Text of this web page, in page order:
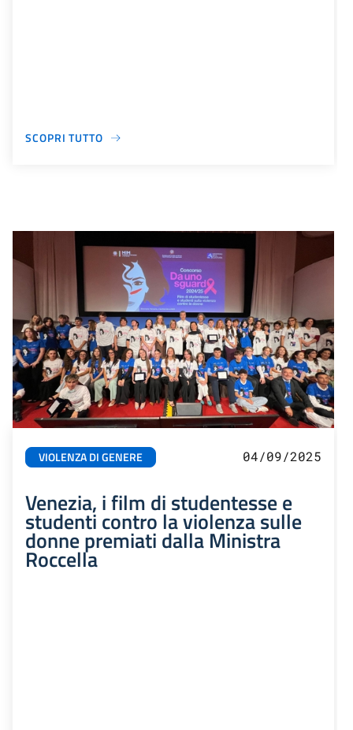
SCOPRI TUTTO
VIOLENZA DI GENERE 04/09/2025
Venezia, i film di studentesse e
studenti contro la violenza sulle
donne premiati dalla Ministra
Roccella